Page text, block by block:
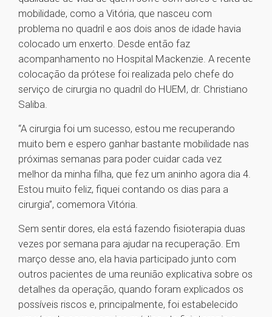
mobilidade, como a Vitória, que nasceu com
problema no quadril e aos dois anos de idade havia
colocado um enxerto. Desde então faz
acompanhamento no Hospital Mackenzie. A recente
colocação da prótese foi realizada pelo chefe do
serviço de cirurgia no quadril do HUEM, dr. Christiano
Saliba.
“A cirurgia foi um sucesso, estou me recuperando
muito bem e espero ganhar bastante mobilidade nas
próximas semanas para poder cuidar cada vez
melhor da minha filha, que fez um aninho agora dia 4.
Estou muito feliz, fiquei contando os dias para a
cirurgia”, comemora Vitória.
Sem sentir dores, ela está fazendo fisioterapia duas
vezes por semana para ajudar na recuperação. Em
março desse ano, ela havia participado junto com
outros pacientes de uma reunião explicativa sobre os
detalhes da operação, quando foram explicados os
possíveis riscos e, principalmente, foi estabelecido